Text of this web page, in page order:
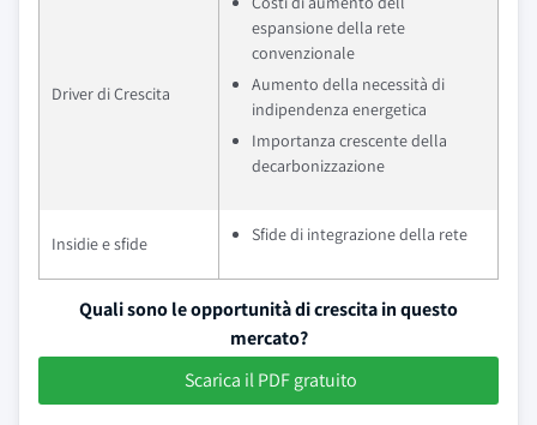
Driver di Crescita
espansione della rete
convenzionale
Aumento della necessità di
indipendenza energetica
Importanza crescente della
decarbonizzazione
Insidie e sfide Sfide di integrazione della rete
Quali sono le opportunità di crescita in questo
mercato?
Scarica il PDF gratuito